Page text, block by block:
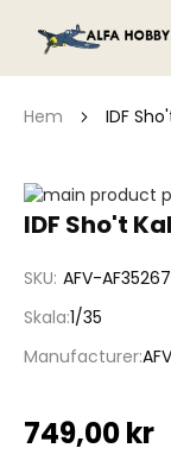
Hem IDF
IDF Sho't
SKU AFV-AF35267
Skala 1/35
Manufacturer
749,00 kr
Hoppa
till
bildgalleriet
Hoppa
av
bildgalleriet